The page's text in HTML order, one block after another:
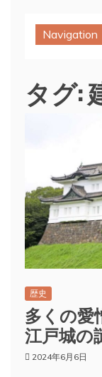
Navigation
タグ:
歴史
多くの愛
江戸城の
2024年6月6日